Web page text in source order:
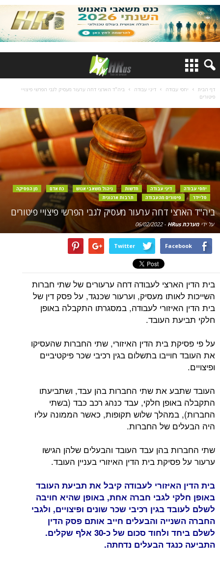
דף הבית יחסי עבודה דיני עבודה
ביה"ד הארצי דחה ערעור מעסיק לגבי הפרשי פיצויי
פיטורים
יחסי עבודה דיני עבודה חדשות ניהול משאבי אנוש כח אדם
מן הפסיקה
סליידר
פיטורים מהעבודה תרבות ארגונית
ביה"ד הארצי דחה ערעור מעסיק לגבי הפרשי פיצויי פיטורים
על ידי מערכת HRus -
06/02/2022
Facebook
Twitter
בית הדין הארצי לעבודה דחה ערעורים של שתי חברות
השייכות לאותו מעסיק, וערעור שכנגד, על פסק דין של
בית הדין האיזורי לעבודה, במסגרתו התקבלה באופן
חלקי תביעת העובד.
על פי פסיקת בית הדין האיזורי, שתי החברות שהעסיקו
את העובד חוייבו בתשלום בגין רכיבי שכר פיקטיביים
ופיצויים.
העובד שתבע את שתי החברות בהן עבד, ושתביעתו
התקבלה באופן חלקי, עבד כנהג רכב כבד (בשתי
החברות), במהלך שלוש תקופות, כאשר הממונה עליו
היה הבעלים של החברות.
שתי החברות בהן עבד העובד והבעלים שלהן הגישו
ערעור על פסיקת בית הדין האיזורי בעניין העובד.
בית הדין האיזורי לעבודה קיבל את תביעת העובד
באופן חלקי לגבי חברה אחת, באופן שהיא חויבה
לשלם לעובד בגין רכיבי שכר שונים ופיצויים, ולגבי
החברה השנייה והבעלים חייב אותם פסק הדין
לשלם ביחד ולחוד סכום של כ-30 אלף שקלים.
התביעה כנגד הבעלים נדחתה.